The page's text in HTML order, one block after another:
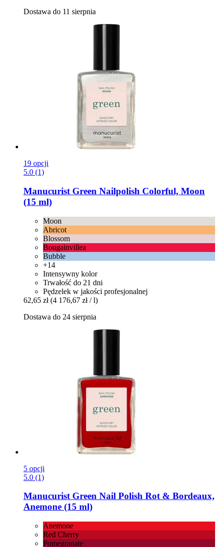
Dostawa do 11 sierpnia
19 opcji
5.0 (1)
Manucurist Green Nailpolish Colorful, Moon
(15 ml)
Moon
Abricot
Blossom
Bougainvillea
Bubble
+14
Intensywny kolor
Trwałość do 21 dni
Pędzelek w jakości profesjonalnej
62,65 zł (4 176,67 zł / l)
Dostawa do 24 sierpnia
5 opcji
5.0 (1)
ManucuristGreen Nail Polish Rot & Bordeaux,
Anemone (15 ml)
Anemone
Red Cherry
Pomegranate